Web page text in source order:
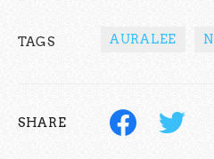
TAGS AURALEE
SHARE